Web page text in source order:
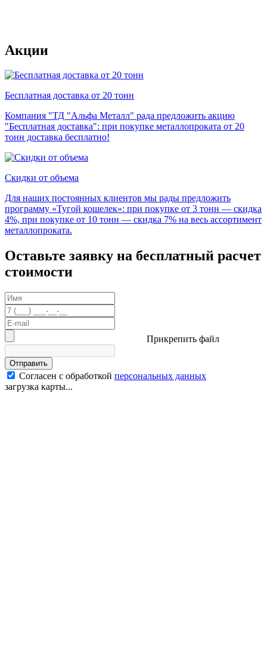
Акции
Бесплатная доставка от 20 тонн
Компания "ТД "Альфа Металл" рада предложить акцию
"Бесплатная доставка": при покупке металлопроката от 20
тонн доставка бесплатно!
Скидки от объема
Для наших постоянных клиентов мы рады предложить
программу «Тугой кошелек»: при покупке от 3 тонн — скидка
4%, при покупке от 10 тонн — скидка 7% на весь ассортимент
металлопроката.
Оставьте заявку на бесплатный расчет
стоимости
Прикрепить файл
Отправить
Согласен с обработкой персональных данных
загрузка карты...